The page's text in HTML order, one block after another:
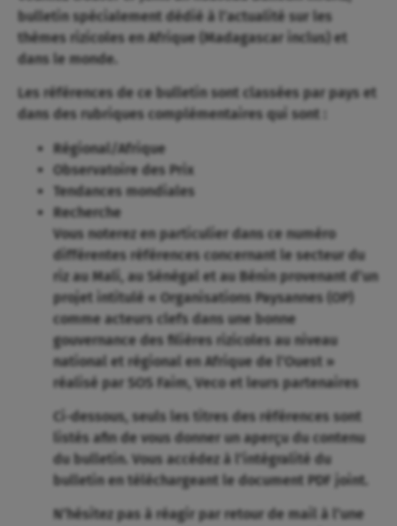
bulletin spécialement dédié à l’actualité sur les
thèmes rizicoles en Afrique (Madagascar inclus) et
dans le monde.
Les références de ce bulletin sont classées par pays et
dans des rubriques complémentaires qui sont :
Régional/Afrique
Observatoire des Prix
Tendances mondiales
Recherche
Vous noterez en particulier dans ce numéro
différentes références concernant le secteur du
riz au Mali, au Sénégal et au Bénin provenant d’un
projet intitulé « Organisations Paysannes (OP)
comme acteurs clefs dans une bonne
gouvernance des filières rizicoles au niveau
national et régional en Afrique de l’Ouest »
réalisé par SOS Faim, Veco et leurs partenaires
Ci-dessous, seuls les titres des références sont
listés afin de vous donner un aperçu du contenu
du bulletin. Vous accédez à l’intégralité du
bulletin en téléchargeant le document PDF joint.
N’hésitez pas à réagir par retour de mail à l’une